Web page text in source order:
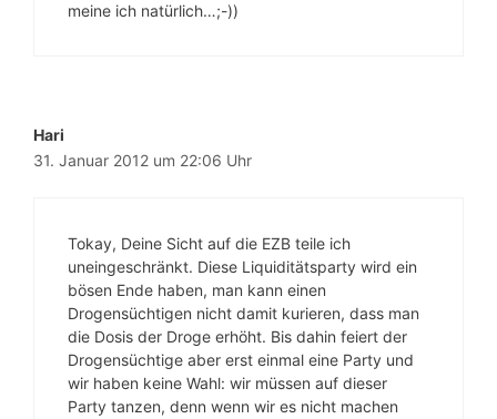
meine ich natürlich…;-))
Hari
31. Januar 2012 um 22:06 Uhr
Tokay, Deine Sicht auf die EZB teile ich
uneingeschränkt. Diese Liquiditätsparty wird ein
bösen Ende haben, man kann einen
Drogensüchtigen nicht damit kurieren, dass man
die Dosis der Droge erhöht. Bis dahin feiert der
Drogensüchtige aber erst einmal eine Party und
wir haben keine Wahl: wir müssen auf dieser
Party tanzen, denn wenn wir es nicht machen